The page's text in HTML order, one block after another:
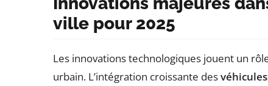
ville pour 2025
Les innovations technologiques jouent un
urbain. L’intégration croissante des